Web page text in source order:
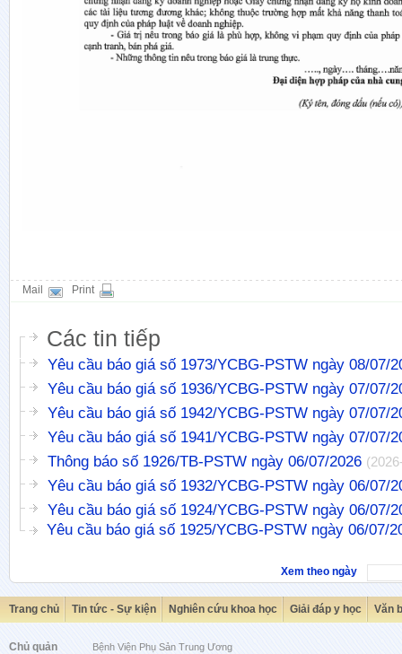
Mail Print
Các tin tiếp
Yêu cầu báo giá số 1973/YCBG-PSTW ngày 08/07/
Yêu cầu báo giá số 1936/YCBG-PSTW ngày 07/07/
Yêu cầu báo giá số 1942/YCBG-PSTW ngày 07/07/
Yêu cầu báo giá số 1941/YCBG-PSTW ngày 07/07/
Thông báo số 1926/TB-PSTW ngày 06/07/2026
Yêu cầu báo giá số 1932/YCBG-PSTW ngày 06/07/
Yêu cầu báo giá số 1924/YCBG-PSTW ngày 06/07/
Yêu cầu báo giá số 1925/YCBG-PSTW ngày 06/07/
Xem theo ngày
Trang chủ Tin tức - Sự kiện Nghiên cứu khoa học Giải đáp y học Văn
Chủ quản Bệnh Viện Phụ Sản Trung Ương